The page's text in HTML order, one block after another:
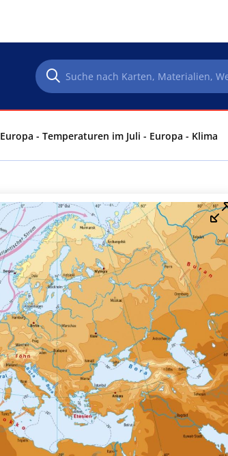
Europa - Temperaturen im Juli - Europa - Klima